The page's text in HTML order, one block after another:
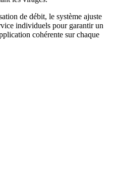
de débit, le système ajuste
individuels pour garantir un
cohérente sur chaque